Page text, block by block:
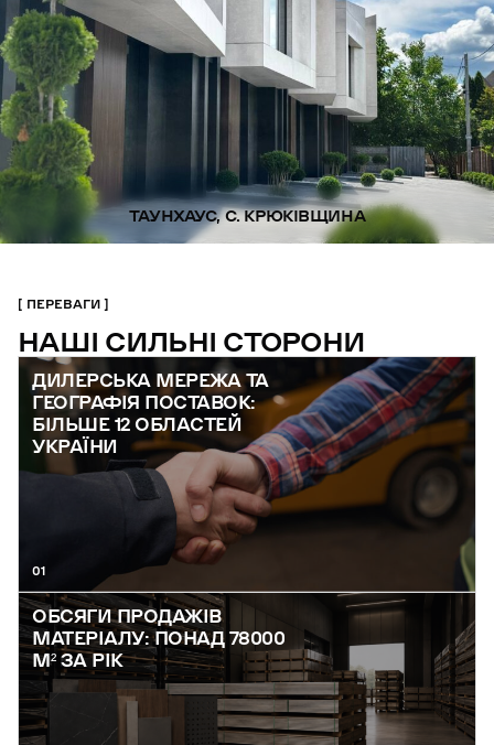
ТАУНХАУС, С. КРЮКІВЩИНА
ПЕРЕВАГИ
НАШІ СИЛЬНІ СТОРОНИ
ДИЛЕРСЬКА МЕРЕЖА ТА
ГЕОГРАФІЯ ПОСТАВОК:
БІЛЬШЕ 12 ОБЛАСТЕЙ
УКРАЇНИ
01
ОБСЯГИ ПРОДАЖІВ
МАТЕРІАЛУ: ПОНАД 78000
М² ЗА РІК